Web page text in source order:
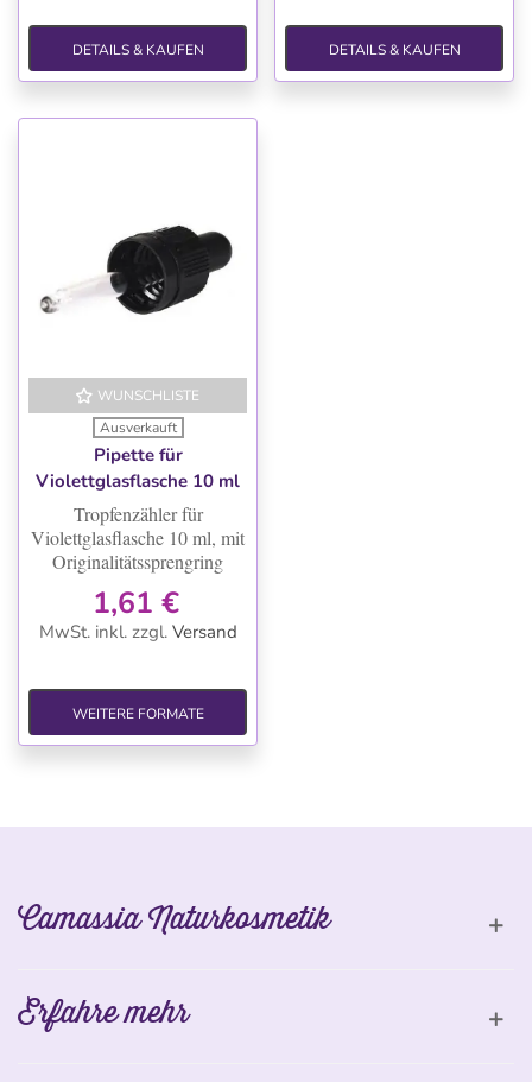
DETAILS & KAUFEN DETAILS & KAUFEN
WUNSCHLISTE
Ausverkauft
Pipette für
Violettglasflasche 10 ml
Tropfenzähler für
Violettglasflasche 10 ml, mit
Originalitätssprengring
1,61 €
MwSt. inkl. zzgl. Versand
WEITERE FORMATE
Camassia Naturkosmetik
Erfahre mehr